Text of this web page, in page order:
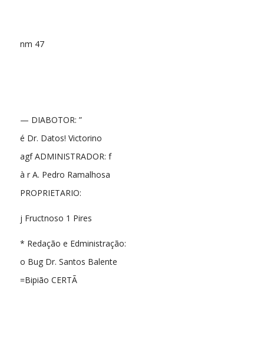
nm 47
— DIABOTOR: ”
é Dr. Datos! Victorino
agf ADMINISTRADOR: f
à r A. Pedro Ramalhosa
PROPRIETARIO:
j Fructnoso 1 Pires
* Redação e Edministração:
o Bug Dr. Santos Balente
=Bipião CERTÃ